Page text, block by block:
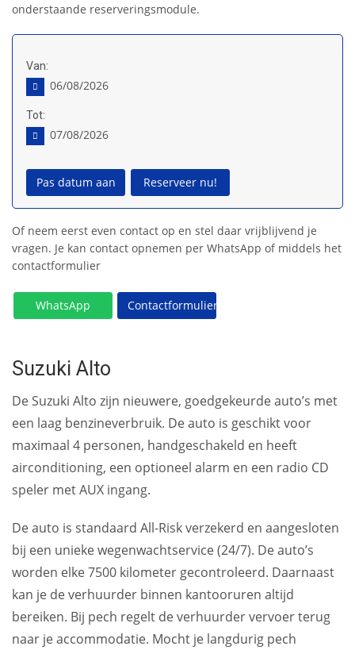
onderstaande reserveringsmodule.
Van:
06/08/2026
Tot:
07/08/2026
Pas datum aan Reserveer nu!
Of neem eerst even contact op en stel daar vrijblijvend je
vragen. Je kan contact opnemen per WhatsApp of middels het
contactformulier
WhatsApp Contactformulier
Suzuki Alto
De Suzuki Alto zijn nieuwere, goedgekeurde auto’s met
een laag benzineverbruik. De auto is geschikt voor
maximaal 4 personen, handgeschakeld en heeft
airconditioning, een optioneel alarm en een radio CD
speler met AUX ingang.
De auto is standaard All-Risk verzekerd en aangesloten
bij een unieke wegenwachtservice (24/7). De auto’s
worden elke 7500 kilometer gecontroleerd. Daarnaast
kan je de verhuurder binnen kantooruren altijd
bereiken. Bij pech regelt de verhuurder vervoer terug
naar je accommodatie. Mocht je langdurig pech